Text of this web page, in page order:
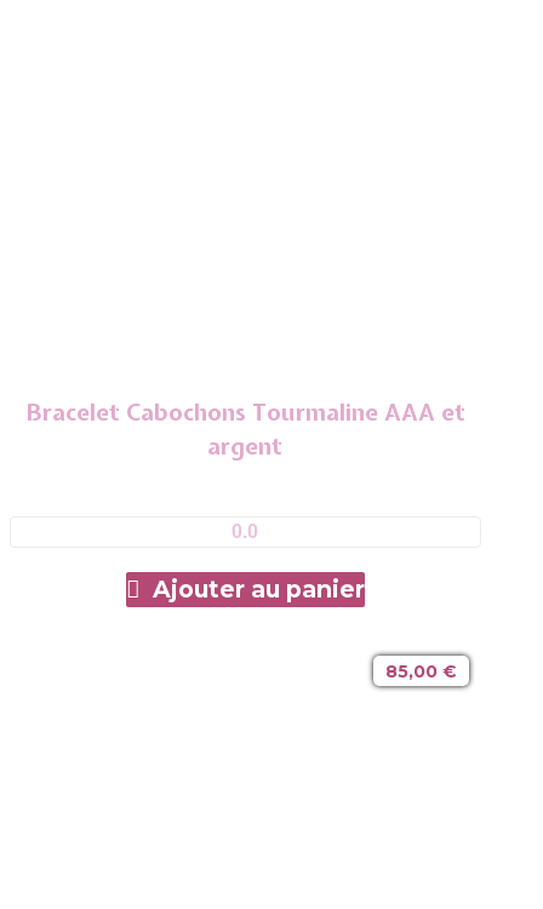
Bracelet Cabochons Tourmaline AAA et
argent
0.0
Ajouter au panier
85,00 €